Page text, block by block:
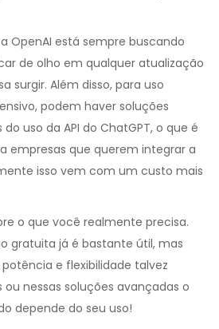
OpenAI está sempre buscando
de olho em qualquer atualização
surgir. Além disso, para uso
podem haver soluções
uso da API do ChatGPT, o que é
empresas que querem integrar a
isso vem com um custo mais
o que você realmente precisa.
gratuita já é bastante útil, mas
e flexibilidade talvez
nessas soluções avançadas o
depende do seu uso!